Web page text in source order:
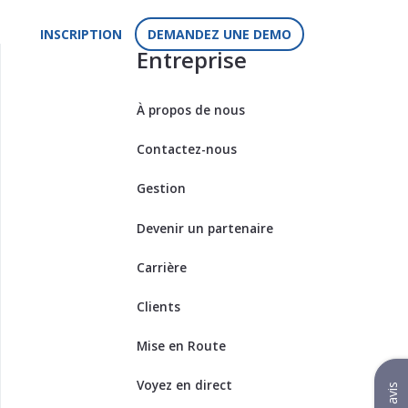
INSCRIPTION DEMANDEZ UNE DEMO
Entreprise
À propos de nous
Contactez-nous
Gestion
Devenir un partenaire
Carrière
Clients
Mise en Route
Voyez en direct